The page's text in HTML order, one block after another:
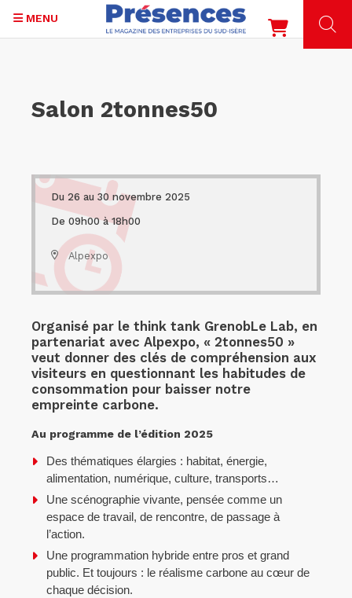
principal
MENU
Salon 2tonnes50
Du 26 au 30 novembre 2025
De 09h00 à 18h00
Alpexpo
Organisé par le think tank GrenobLe Lab, en
partenariat avec Alpexpo, « 2tonnes50 »
veut donner des clés de compréhension aux
visiteurs en questionnant les habitudes de
consommation pour baisser notre
empreinte carbone.
Au programme de l’édition 2025
Des thématiques élargies : habitat, énergie,
alimentation, numérique, culture, transports…
Une scénographie vivante, pensée comme un
espace de travail, de rencontre, de passage à
l’action.
Une programmation hybride entre pros et grand
public. Et toujours : le réalisme carbone au cœur de
chaque décision.